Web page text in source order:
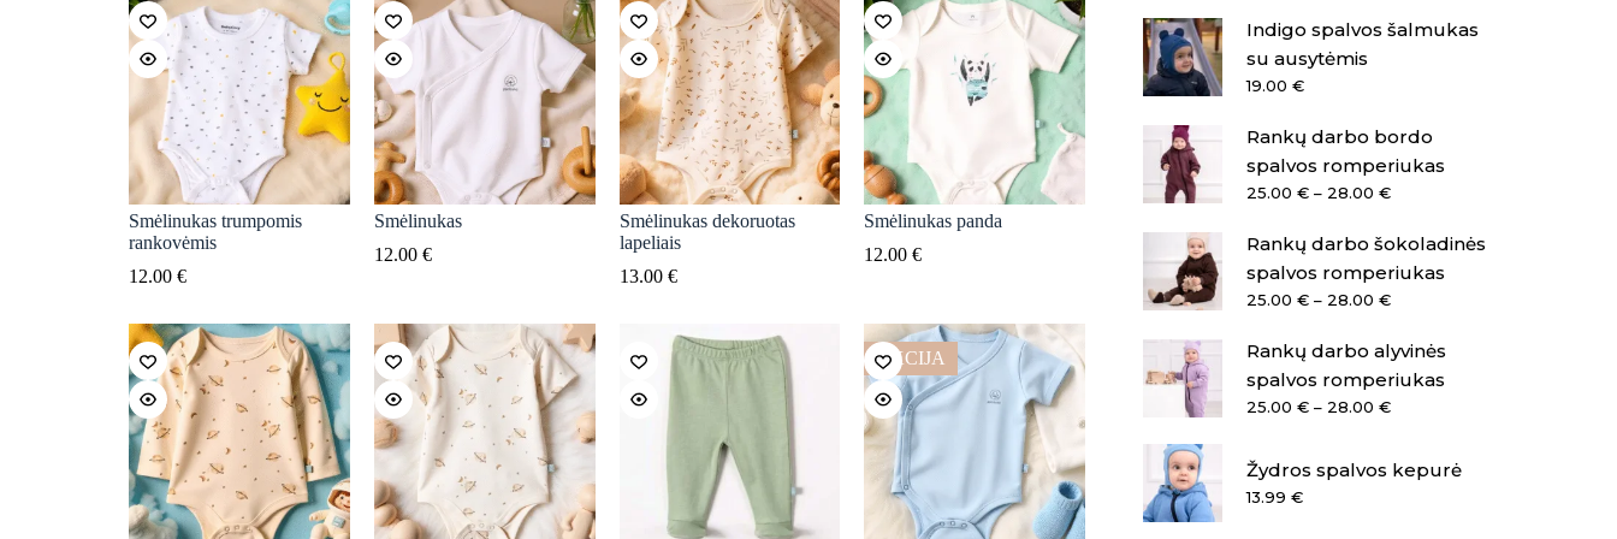
Smėlinukas trumpomis
rankovėmis
12.00€
Smėlinukas
12.00 €
Smėlinukas dekoruotas
lapeliais
13.00 €
Smėlinukas panda
12.00€
AKCIJA
Indigo spalvos šalmukas
su ausytėmis
19.00 €
Rankų darbo bordo
spalvos romperiukas
25.00 € – 28.00 €Price
25.00 €
through
28.00 €
Rankų darbo šokoladinės
spalvos romperiukas
25.00 € – 28.00 €Price
25.00 €
through
28.00 €
Rankų darbo alyvinės
spalvos romperiukas
25.00 € – 28.00 €Price
through
Žydros spalvos kepurė
13.99 €